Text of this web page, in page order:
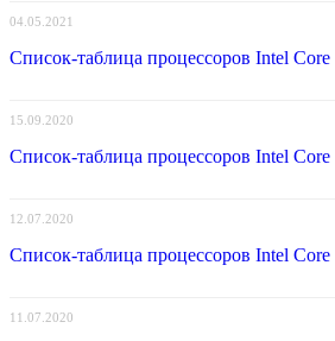
04.05.2021
Список-таблица процессоров Intel
15.09.2020
Список-таблица процессоров Intel
12.07.2020
Список-таблица процессоров Intel
11.07.2020